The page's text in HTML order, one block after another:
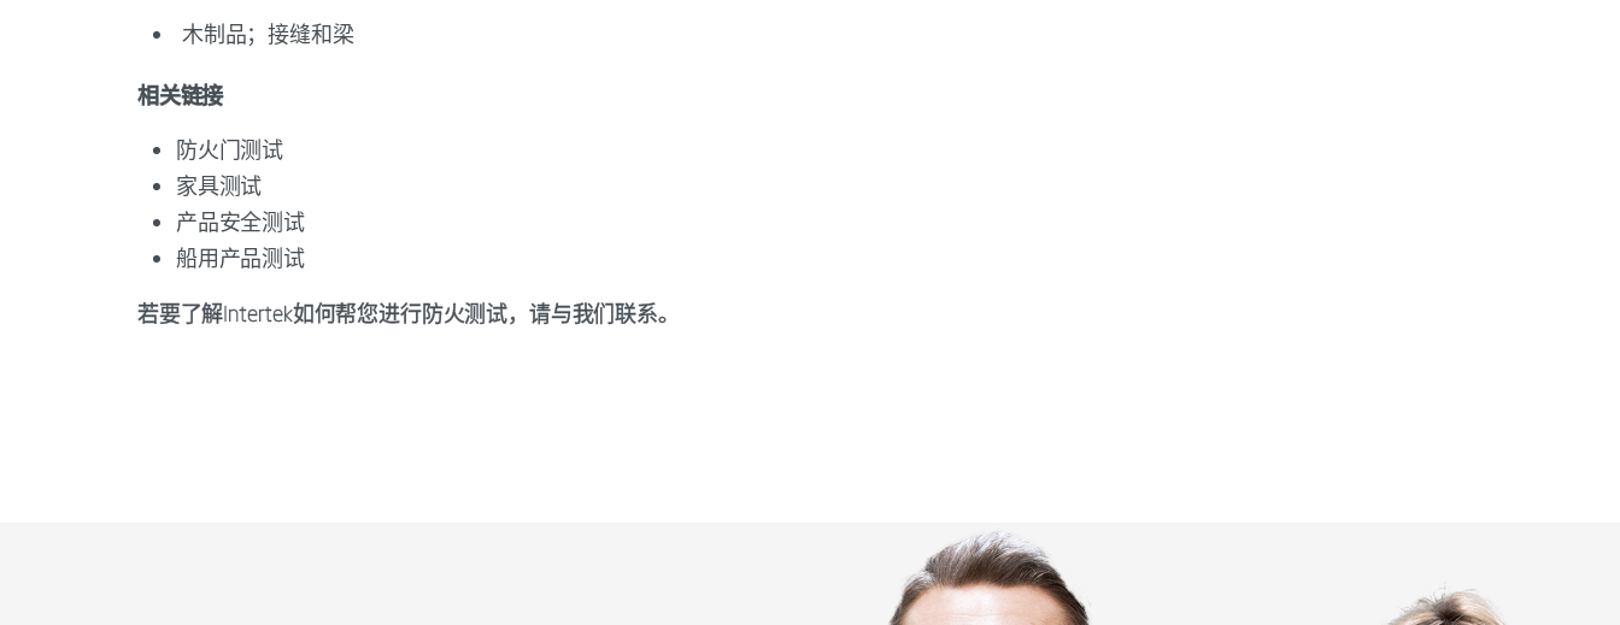
木制品；接缝和梁
相关链接
防火门测试
家具测试
产品安全测试
船用产品测试
若要了解Intertek如何帮您进行防火测试，请与我们联系。